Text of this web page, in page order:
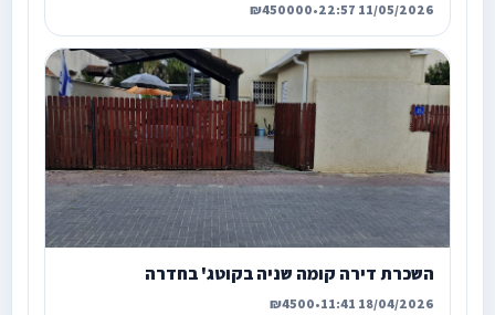
11/05/2026 22:57
•
₪450000
השכרת דירה קומה שניה בקוטג' בחדרה
18/04/2026 11:41
•
₪4500